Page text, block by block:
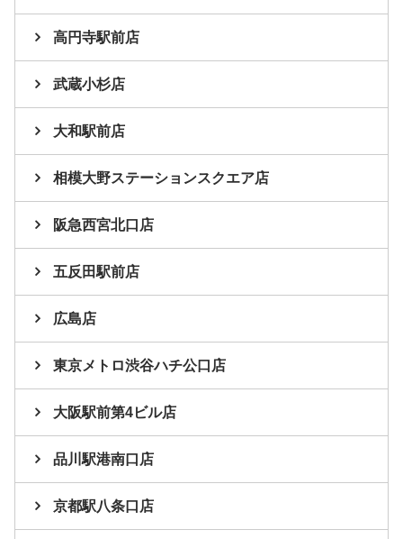
高円寺駅前店
武蔵小杉店
大和駅前店
相模大野ステーションスクエア店
阪急西宮北口店
五反田駅前店
広島店
東京メトロ渋谷ハチ公口店
大阪駅前第4ビル店
品川駅港南口店
京都駅八条口店